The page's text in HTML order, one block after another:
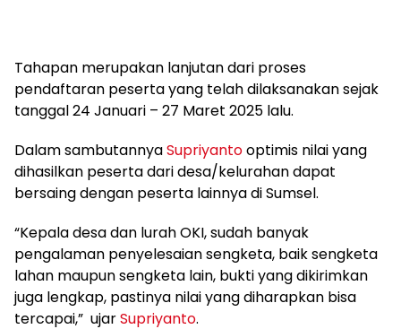
Tahapan merupakan lanjutan dari proses
pendaftaran peserta yang telah dilaksanakan sejak
tanggal 24 Januari – 27 Maret 2025 lalu.
Dalam sambutannyaSupriyantooptimis nilai yang
dihasilkan peserta dari desa/kelurahan dapat
bersaing dengan peserta lainnya di Sumsel.
“Kepala desa dan lurah OKI, sudah banyak
pengalaman penyelesaian sengketa, baik sengketa
lahan maupun sengketa lain, bukti yang dikirimkan
juga lengkap, pastinya nilai yang diharapkan bisa
tercapai,” ujarSupriyanto.